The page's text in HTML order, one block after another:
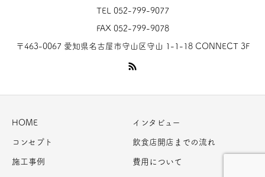
TEL 052-799-9077
FAX 052-799-9078
〒463-0067 愛知県名古屋市守山区守山 1-1-18 CONNECT 3F
HOME インタビュー
コンセプト 飲食店開店までの流れ
施工事例 費用について